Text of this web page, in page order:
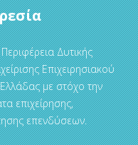
Δυτικής
Επιχειρησιακού
με στόχο την
επιχείρησης,
επενδύσεων.